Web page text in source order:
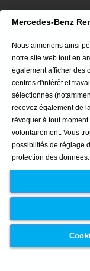
Nouveau CLA 100%
CLA Coupé
Minibus (Vito Tourer /
GLA SUV
Tous nos véhicules
Nos agences
Location Voitures IDF
Location Voitures Toulouse
Location Voitures Nice
Location Voitures Metz
Location Voitures Aix-en-
Toutes nos agences
Mercedes-Benz
Nous aimerions ainsi
notre site web tout en
également afficher des
centres d'intérêt et
sélectionnés
recevez également de
révoquer à tout
volontairement. Vous
possibilités de réglage
protection des données.